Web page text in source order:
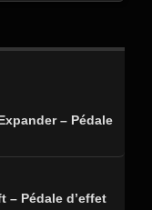
– Pédale
– Pédale d’effet